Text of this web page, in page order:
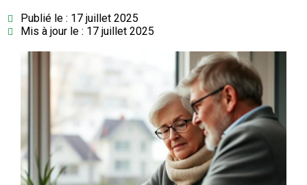
Publié le : 17 juillet 2025
Mis à jour le : 17 juillet 2025